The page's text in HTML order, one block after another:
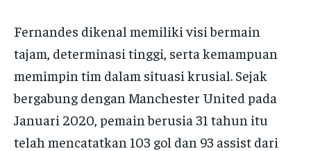
Fernandes dikenal memiliki visi bermain
tajam, determinasi tinggi, serta kemampuan
memimpin tim dalam situasi krusial. Sejak
bergabung dengan Manchester United pada
Januari 2020, pemain berusia 31 tahun itu
telah mencatatkan 103 gol dan 93 assist dari